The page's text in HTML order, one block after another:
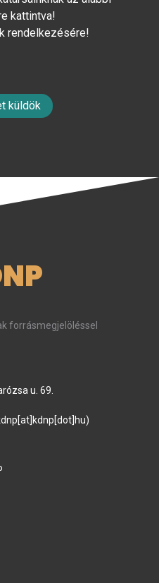
kattintva!
rendelkezésére!
küldök
forrásmegjelöléssel
u. 69.